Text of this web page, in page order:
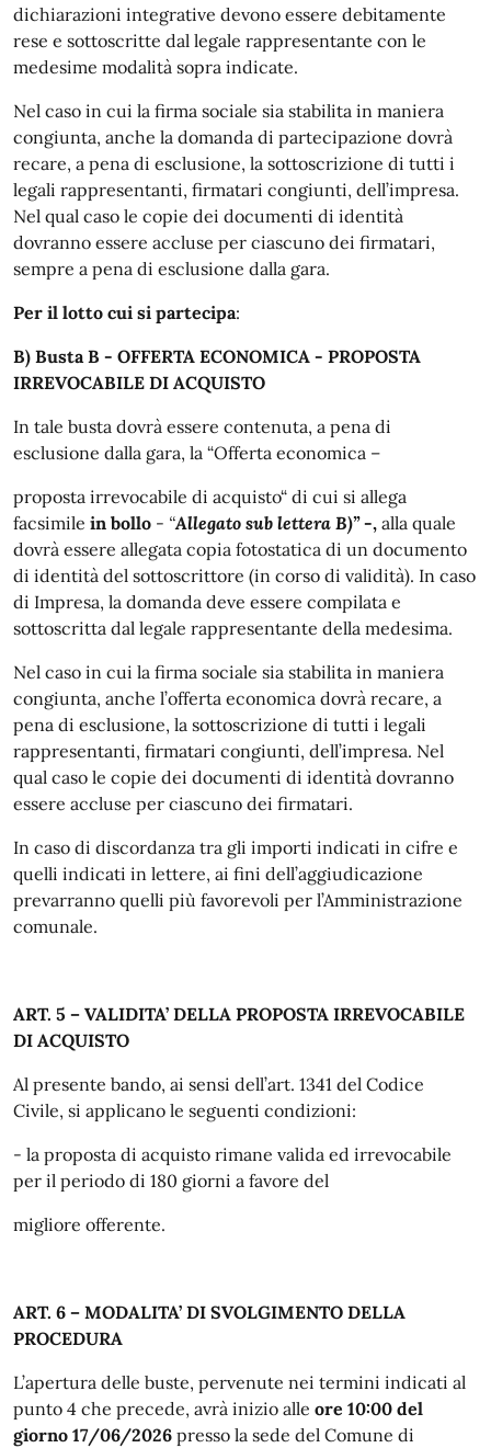
dichiarazioni integrative devono essere debitamente
rese e sottoscritte dal legale rappresentante con le
medesime modalità sopra indicate.
Nel caso in cui la firma sociale sia stabilita in maniera
congiunta, anche la domanda di partecipazione dovrà
recare, a pena di esclusione, la sottoscrizione di tutti i
legali rappresentanti, firmatari congiunti, dell’impresa.
Nel qual caso le copie dei documenti di identità
dovranno essere accluse per ciascuno dei firmatari,
sempre a pena di esclusione dalla gara.
Per il lotto cui si partecipa:
B) Busta B - OFFERTA ECONOMICA - PROPOSTA
IRREVOCABILE DI ACQUISTO
In tale busta dovrà essere contenuta, a pena di
esclusione dalla gara, la “Offerta economica –
proposta irrevocabile di acquisto“ di cui si allega
facsimile in bollo - “Allegato sub lettera B)”-, alla quale
dovrà essere allegata copia fotostatica di un documento
di identità del sottoscrittore (in corso di validità). In caso
di Impresa, la domanda deve essere compilata e
sottoscritta dal legale rappresentante della medesima.
Nel caso in cui la firma sociale sia stabilita in maniera
congiunta, anche l’offerta economica dovrà recare, a
pena di esclusione, la sottoscrizione di tutti i legali
rappresentanti, firmatari congiunti, dell’impresa. Nel
qual caso le copie dei documenti di identità dovranno
essere accluse per ciascuno dei firmatari.
In caso di discordanza tra gli importi indicati in cifre e
quelli indicati in lettere, ai fini dell’aggiudicazione
prevarranno quelli più favorevoli per l’Amministrazione
comunale.
ART. 5 – VALIDITA’ DELLA PROPOSTA IRREVOCABILE
DI ACQUISTO
Al presente bando, ai sensi dell’art. 1341 del Codice
Civile, si applicano le seguenti condizioni:
- la proposta di acquisto rimane valida ed irrevocabile
per il periodo di 180 giorni a favore del
migliore offerente.
ART. 6 – MODALITA’ DI SVOLGIMENTO DELLA
PROCEDURA
L’apertura delle buste, pervenute nei termini indicati al
punto 4 che precede, avrà inizio alle ore 10:00 del
giorno 17/06/2026 presso la sede del Comune di